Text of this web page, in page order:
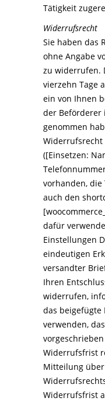
Tätigkeit
Widerrufsrecht
Sie haben das
ohne Angabe
zu widerrufen.
vierzehn Tage
ein von Ihnen
der Beförderer
genommen
Widerrufsrecht
([Einsetzen:
vorhanden, die
auch den
dafür
Einstellungen
eindeutigen
versandter
Ihren
widerrufen,
das
verwenden,
Widerrufsfrist
Mitteilung
Widerrufsfrist